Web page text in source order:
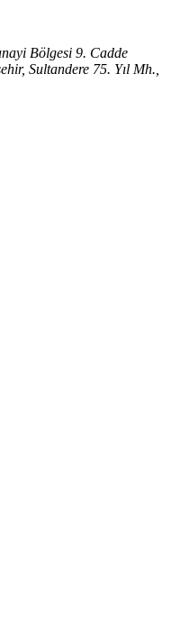
Bölgesi 9. Cadde
Sultandere 75. Yıl Mh.,